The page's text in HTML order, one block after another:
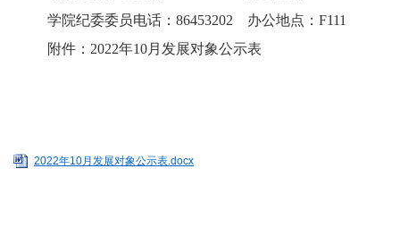
学院纪委委员电话：86453202 办公地点：F111
附件：2022年10月发展对象公示表
2022年10月发展对象公示表.docx